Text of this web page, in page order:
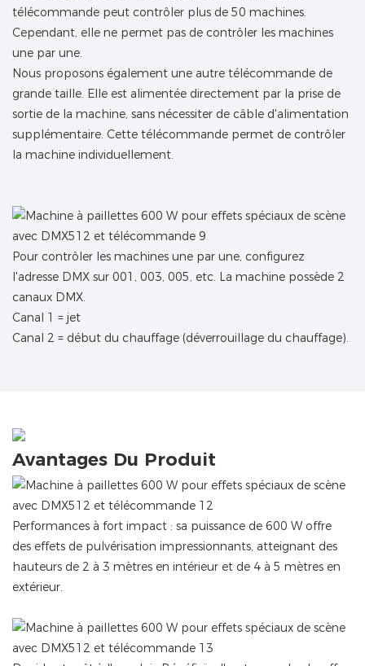
télécommande peut contrôler plus de 50 machines.
Cependant, elle ne permet pas de contrôler les machines
une par une.
Nous proposons également une autre télécommande de
grande taille. Elle est alimentée directement par la prise de
sortie de la machine, sans nécessiter de câble d'alimentation
supplémentaire. Cette télécommande permet de contrôler
la machine individuellement.
Pour contrôler les machines une par une, configurez
l'adresse DMX sur 001, 003, 005, etc. La machine possède 2
canaux DMX.
Canal 1 = jet
Canal 2 = début du chauffage (déverrouillage du chauffage).
Avantages Du Produit
Performances à fort impact : sa puissance de 600 W offre
des effets de pulvérisation impressionnants, atteignant des
hauteurs de 2 à 3 mètres en intérieur et de 4 à 5 mètres en
extérieur.